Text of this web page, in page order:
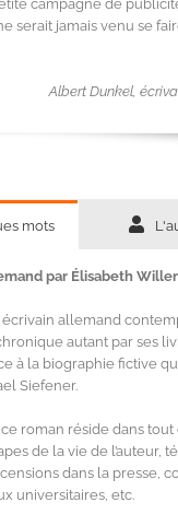
campagne de
serait jamais venu se
Albert Dunkel,
mots
par Élisabeth
allemand
autant par ses
à la biographie fictive
Siefener.
ce roman réside dans
de la vie de l’auteur,
dans la presse,
universitaires, etc.